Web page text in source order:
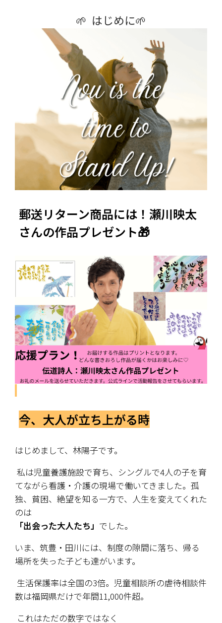
🌱  はじめに🌱
郵送リターン商品には！瀬川映太
さんの作品プレゼント🎁
今、大人が立ち上がる時
はじめまして、林陽子です。
てながら看護・介護の現場で働いてきました。孤
独、貧困、絶望を知る一方で、人生を変えてくれた
のは
「出会った大人たち」 でした。
いま、筑豊・田川には、制度の隙間に落ち、帰る
場所を失った子ども達がいます。
数は福岡県だけで年間11,000件超。
これはただの数字ではなく